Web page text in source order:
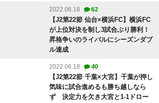
2022.06.18 62
【J2第22節 仙台×横浜FC】横浜FC
が上位対決を制し3試合ぶり勝利！
昇格争いのライバルにシーズンダブ
ル達成
2022.06.18 40
【J2第22節 千葉×大宮】千葉が押し
気味に試合進めるも勝ち越しなら
ず 決定力を欠き大宮と1-1ドロー